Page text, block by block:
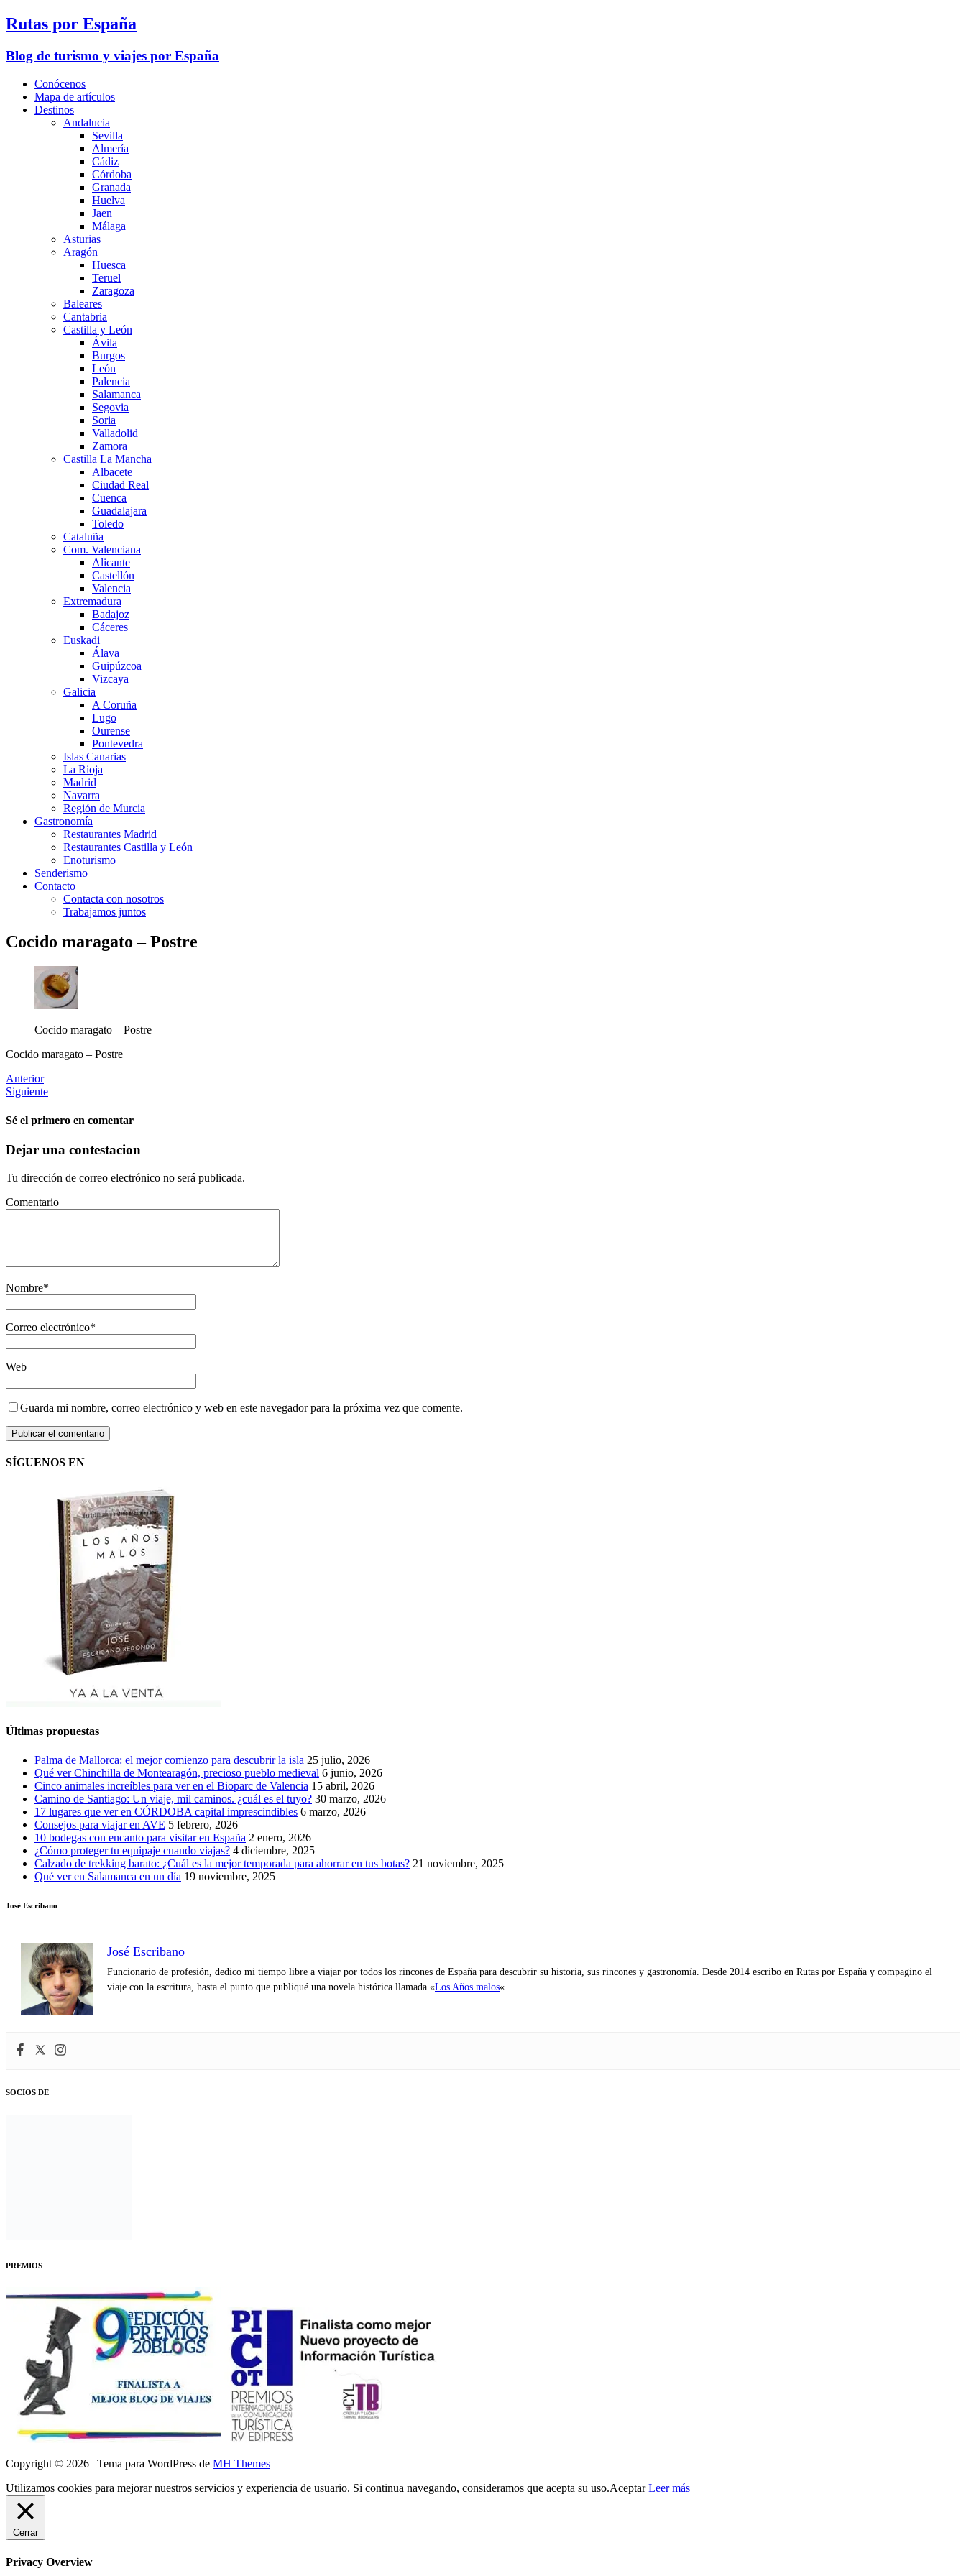
Rutas por España
Blog de turismo y viajes por España
Conócenos
Mapa de artículos
Destinos
Andalucia
Sevilla
Almería
Cádiz
Córdoba
Granada
Huelva
Jaen
Málaga
Asturias
Aragón
Huesca
Teruel
Zaragoza
Baleares
Cantabria
Castilla y León
Ávila
Burgos
León
Palencia
Salamanca
Segovia
Soria
Valladolid
Zamora
Castilla La Mancha
Albacete
Ciudad Real
Cuenca
Guadalajara
Toledo
Cataluña
Com. Valenciana
Alicante
Castellón
Valencia
Extremadura
Badajoz
Cáceres
Euskadi
Álava
Guipúzcoa
Vizcaya
Galicia
A Coruña
Lugo
Ourense
Pontevedra
Islas Canarias
La Rioja
Madrid
Navarra
Región de Murcia
Gastronomía
Restaurantes Madrid
Restaurantes Castilla y León
Enoturismo
Senderismo
Contacto
Contacta con nosotros
Trabajamos juntos
Cocido maragato – Postre
Cocido maragato – Postre
Cocido maragato – Postre
Anterior
Siguiente
Sé el primero en comentar
Dejar una contestacion
Tu dirección de correo electrónico no será publicada.
Comentario
Nombre*
Correo electrónico*
Web
Guarda mi nombre, correo electrónico y web en este navegador para la próxima vez que comente.
SÍGUENOS EN
Últimas propuestas
Palma de Mallorca: el mejor comienzo para descubrir la isla 25 julio, 2026
Qué ver Chinchilla de Montearagón, precioso pueblo medieval 6 junio, 2026
Cinco animales increíbles para ver en el Bioparc de Valencia 15 abril, 2026
Camino de Santiago: Un viaje, mil caminos. ¿cuál es el tuyo? 30 marzo, 2026
17 lugares que ver en CÓRDOBA capital imprescindibles 6 marzo, 2026
Consejos para viajar en AVE 5 febrero, 2026
10 bodegas con encanto para visitar en España 2 enero, 2026
¿Cómo proteger tu equipaje cuando viajas? 4 diciembre, 2025
Calzado de trekking barato: ¿Cuál es la mejor temporada para ahorrar en tus botas? 21 noviembre, 2025
Qué ver en Salamanca en un día 19 noviembre, 2025
José Escribano
José Escribano
Funcionario de profesión, dedico mi tiempo libre a viajar por todos los rincones de España para descubrir su historia, sus rincones y gastronomía. Desde 2014 escribo en Rutas por España y compagino el
viaje con la escritura, hasta el punto que publiqué una novela histórica llamada «Los Años malos«.
SOCIOS DE
PREMIOS
Copyright © 2026 | Tema para WordPress de MH Themes
Utilizamos cookies para mejorar nuestros servicios y experiencia de usuario. Si continua navegando, consideramos que acepta su uso.Aceptar Leer más
Cerrar
Privacy Overview